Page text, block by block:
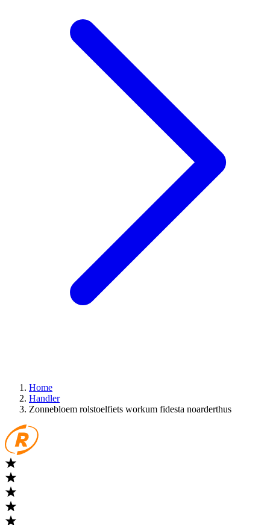
Home
Handler
Zonnebloem rolstoelfiets workum fidesta noarderthus